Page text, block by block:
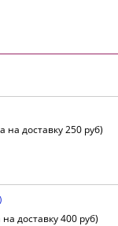
на доставку 250 руб)
доставку 400 руб)